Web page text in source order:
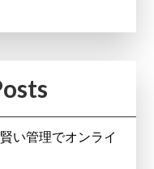
い管理でオンライ